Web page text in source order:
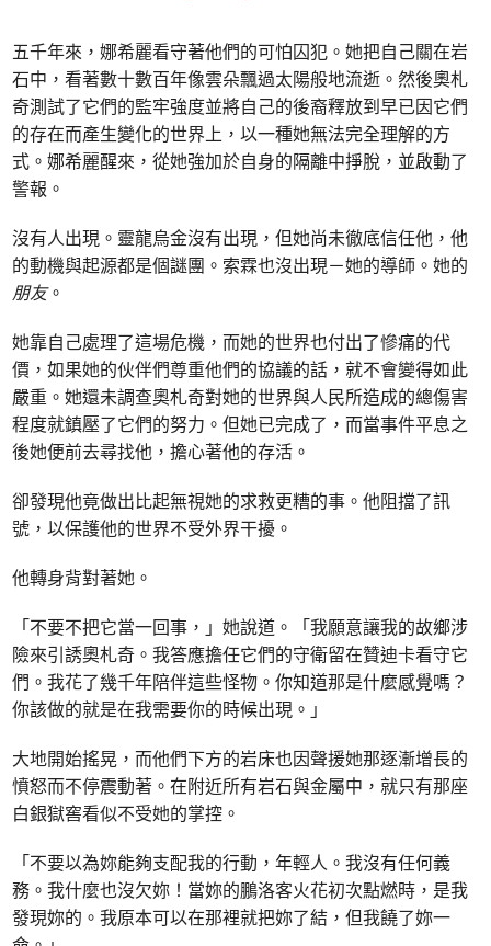
五千年來，娜希麗看守著他們的可怕囚犯。她把自己關在岩
石中，看著數十數百年像雲朵飄過太陽般地流逝。然後奧札
奇測試了它們的監牢強度並將自己的後裔釋放到早已因它們
的存在而產生變化的世界上，以一種她無法完全理解的方
式。娜希麗醒來，從她強加於自身的隔離中掙脫，並啟動了
警報。
沒有人出現。靈龍烏金沒有出現，但她尚未徹底信任他，他
的動機與起源都是個謎團。索霖也沒出現－她的導師。她的
朋友。
她靠自己處理了這場危機，而她的世界也付出了慘痛的代
價，如果她的伙伴們尊重他們的協議的話，就不會變得如此
嚴重。她還未調查奧札奇對她的世界與人民所造成的總傷害
程度就鎮壓了它們的努力。但她已完成了，而當事件平息之
後她便前去尋找他，擔心著他的存活。
卻發現他竟做出比起無視她的求救更糟的事。他阻擋了訊
號，以保護他的世界不受外界干擾。
他轉身背對著她。
「不要不把它當一回事，」她說道。「我願意讓我的故鄉涉
險來引誘奧札奇。我答應擔任它們的守衛留在贊迪卡看守它
們。我花了幾千年陪伴這些怪物。你知道那是什麼感覺嗎？
你該做的就是在我需要你的時候出現。」
大地開始搖晃，而他們下方的岩床也因聲援她那逐漸增長的
憤怒而不停震動著。在附近所有岩石與金屬中，就只有那座
白銀獄窖看似不受她的掌控。
「不要以為妳能夠支配我的行動，年輕人。我沒有任何義
務。我什麼也沒欠妳！當妳的鵬洛客火花初次點燃時，是我
發現妳的。我原本可以在那裡就把妳了結，但我饒了妳一